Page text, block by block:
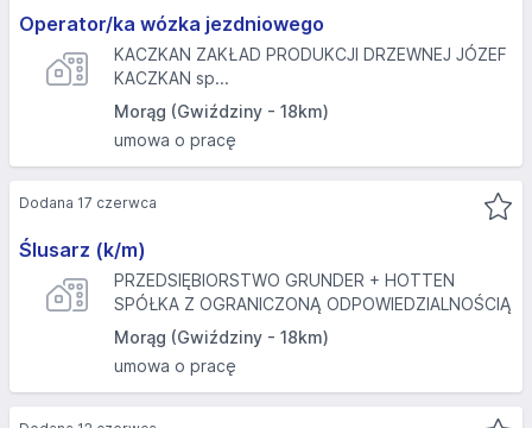
Operator/ka wózka jezdniowego
KACZKAN ZAKŁAD PRODUKCJI DRZEWNEJ JÓZEF
KACZKAN sp...
Morąg (Gwiździny - 18km)
umowa o pracę
Ślusarz (k/m)
PRZEDSIĘBIORSTWO GRUNDER + HOTTEN
SPÓŁKA Z OGRANICZONĄ ODPOWIEDZIALNOŚCIĄ
Morąg (Gwiździny - 18km)
umowa o pracę
Dodana 17 czerwca